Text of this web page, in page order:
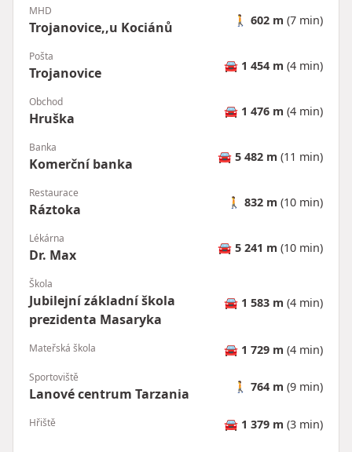
MHD
Trojanovice,,u Kociánů 🚶 602 m (7 min)
Pošta
Trojanovice 🚘 1 454 m (4 min)
Obchod
Hruška 🚘 1 476 m (4 min)
Banka
Komerční banka 🚘 5 482 m (11 min)
Restaurace
Ráztoka 🚶 832 m (10 min)
Lékárna
Dr. Max 🚘 5 241 m (10 min)
Škola
Jubilejní základní škola
prezidenta Masaryka
🚘 1 583 m (4 min)
Mateřská škola 🚘 1 729 m (4 min)
Sportoviště
Lanové centrum Tarzania 🚶 764 m (9 min)
Hřiště 🚘 1 379 m (3 min)